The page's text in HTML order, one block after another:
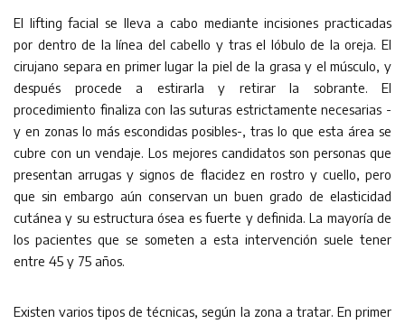
El lifting facial se lleva a cabo mediante incisiones practicadas
por dentro de la línea del cabello y tras el lóbulo de la oreja. El
cirujano separa en primer lugar la piel de la grasa y el músculo, y
después procede a estirarla y retirar la sobrante. El
procedimiento finaliza con las suturas estrictamente necesarias -
y en zonas lo más escondidas posibles-, tras lo que esta área se
cubre con un vendaje. Los mejores candidatos son personas que
presentan arrugas y signos de flacidez en rostro y cuello, pero
que sin embargo aún conservan un buen grado de elasticidad
cutánea y su estructura ósea es fuerte y definida. La mayoría de
los pacientes que se someten a esta intervención suele tener
entre 45 y 75 años.
Existen varios tipos de técnicas, según la zona a tratar. En primer